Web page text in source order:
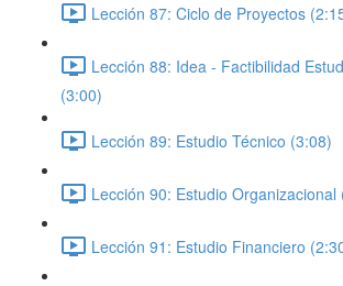
Lección 87: Ciclo de Proyectos
Lección 88: Idea - Factibilidad
(3:00)
Lección 89: Estudio Técnico (3:08)
Lección 90: Estudio Organizacional
Lección 91: Estudio Financiero